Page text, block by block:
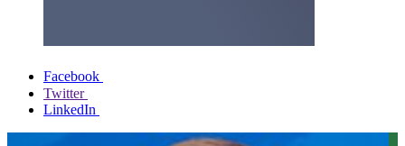
Facebook
Twitter
LinkedIn